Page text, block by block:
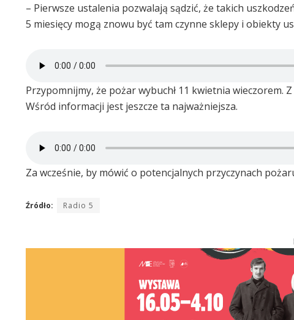
– Pierwsze ustalenia pozwalają sądzić, że takich
5 miesięcy mogą znowu być tam czynne sklepy i obiekty
Przypomnijmy, że pożar wybuchł 11 kwietnia wieczorem. Z
Wśród informacji jest jeszcze ta najważniejsza.
Za wcześnie, by mówić o potencjalnych przyczynach
Źródło: Radio 5